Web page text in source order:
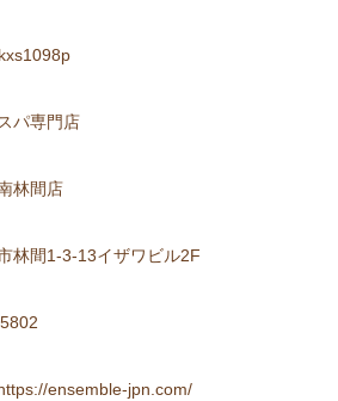
パ専門店
林間店
林間1-3-13イザワビル2F
ensemble-jpn.com/